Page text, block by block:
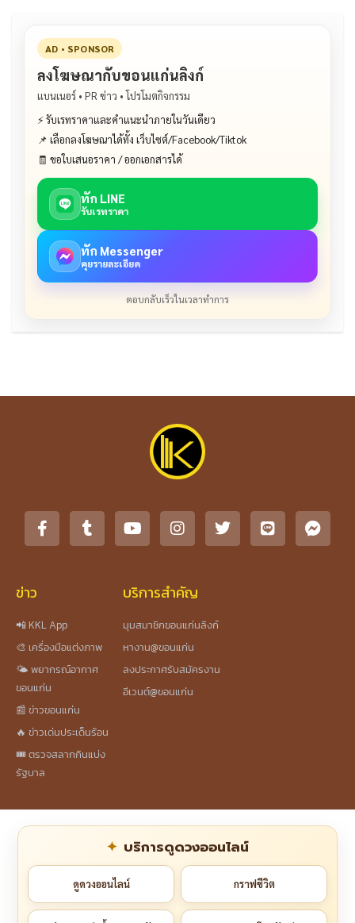
AD • SPONSOR
ลงโฆษณากับขอนแก่นลิงก์
แบนเนอร์ • PR ข่าว • โปรโมตกิจกรรม
⚡ รับเรทราคาและคำแนะนำภายในวันเดียว
📌 เลือกลงโฆษณาได้ทั้ง เว็บไซต์/Facebook/Tiktok
🧾 ขอใบเสนอราคา / ออกเอกสารได้
ทัก LINE
รับเรทราคา
ทัก Messenger
คุยรายละเอียด
ตอบกลับเร็วในเวลาทำการ
ข่าว
📲 KKL App
🎨 เครื่องมือแต่งภาพ
🌤️ พยากรณ์อากาศ
ขอนแก่น
📰 ข่าวขอนแก่น
🔥 ข่าวเด่นประเด็นร้อน
🎟️ ตรวจสลากกินแบ่ง
รัฐบาล
บริการสำคัญ
มุมสมาชิกขอนแก่นลิงก์
หางาน@ขอนแก่น
ลงประกาศรับสมัครงาน
อีเวนต์@ขอนแก่น
บริการดูดวงออนไลน์
ดูดวงออนไลน์ กราฟชีวิต